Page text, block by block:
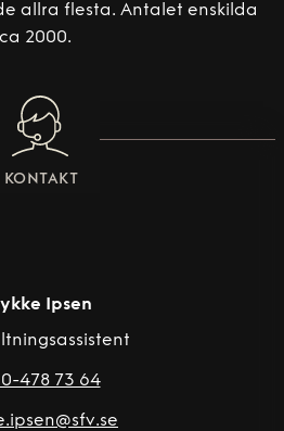
allra flesta. Antalet enskilda
2000.
KONTAKT
Ipsen
478 73 64